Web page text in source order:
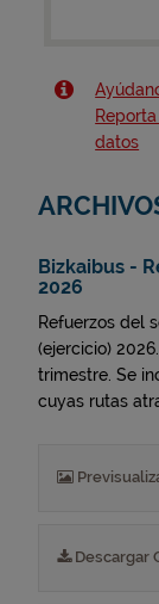
datos
Bizkaibus -
2026
Refuerzos del
(ejercicio)
trimestre. Se
cuyas rutas
Descargar